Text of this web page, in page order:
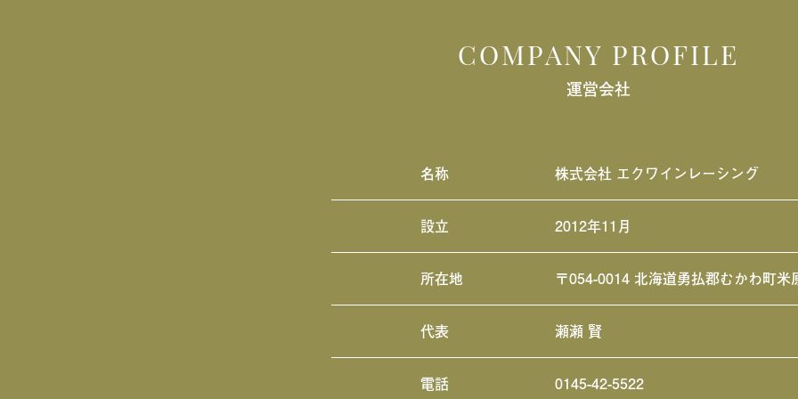
COMPANY PROFILE
運営会社
名称 株式会社 エクワインレーシング
設立 2012年11月
所在地 〒054-0014 北海道勇払郡むかわ町米
代表 瀬瀬 賢
電話 0145-42-5522